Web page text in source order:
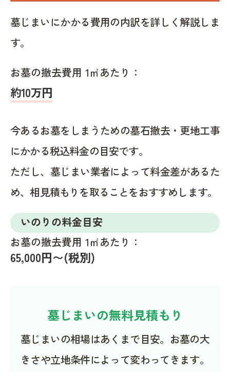
墓じまいにかかる費用の内訳を詳しく解説しま
す。
お墓の撤去費用 1㎡あたり：
約10万円
今あるお墓をしまうための墓石撤去・更地工事
にかかる税込料金の目安です。
ただし、墓じまい業者によって料金差があるた
め、相見積もりを取ることをおすすめします。
いのりの料金目安
お墓の撤去費用 1㎡あたり：
65,000円〜(税別)
墓じまいの無料見積もり
墓じまいの相場はあくまで目安。お墓の大
きさや立地条件によって変わってきます。